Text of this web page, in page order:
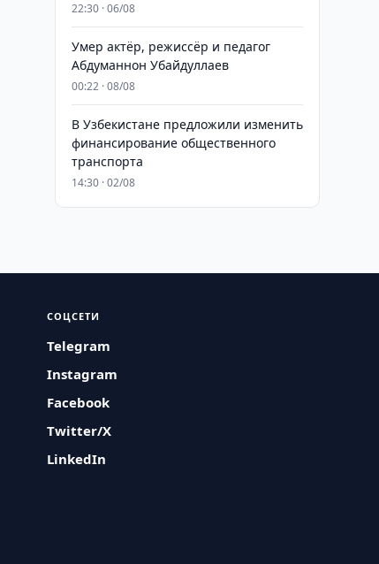
22:30 · 06/08
Умер актёр, режиссёр и педагог
Абдуманнон Убайдуллаев
00:22 · 08/08
В Узбекистане предложили изменить
финансирование общественного
транспорта
14:30 · 02/08
СОЦСЕТИ
Telegram
Instagram
Facebook
Twitter/X
LinkedIn